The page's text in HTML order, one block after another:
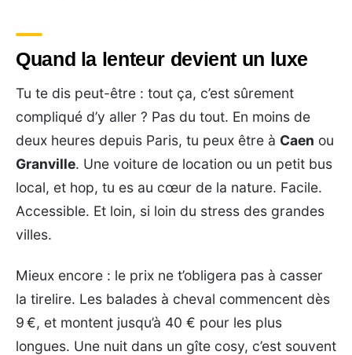
Quand la lenteur devient un luxe
Tu te dis peut-être : tout ça, c’est sûrement
compliqué d’y aller ? Pas du tout. En moins de
deux heures depuis Paris, tu peux être à Caen ou
Granville. Une voiture de location ou un petit bus
local, et hop, tu es au cœur de la nature. Facile.
Accessible. Et loin, si loin du stress des grandes
villes.
Mieux encore : le prix ne t’obligera pas à casser
la tirelire. Les balades à cheval commencent dès
9 €, et montent jusqu’à 40 € pour les plus
longues. Une nuit dans un gîte cosy, c’est souvent